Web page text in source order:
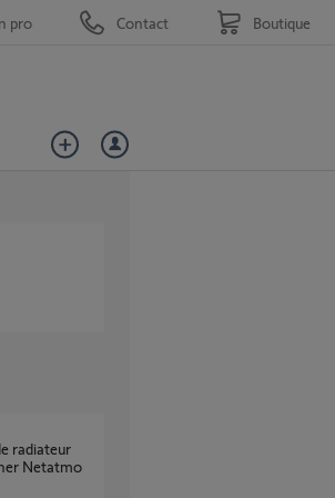
pro Contact Boutique
Netatmo